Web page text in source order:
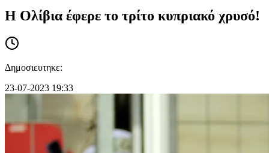
Η Ολίβια έφερε το τρίτο κυπριακό χρυσό!
Δημοσιευτηκε:
23-07-2023 19:33